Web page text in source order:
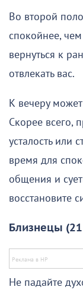
Во второй
спокойнее,
вернуться к
отвлекать вас.
К вечеру
Скорее всего,
усталость или
время для
общения и
восстановите
Близнецы
Не падайте